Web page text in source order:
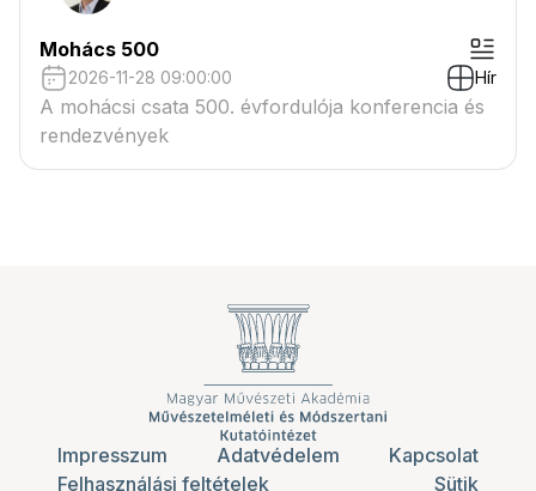
Mohács 500
2026-11-28 09:00:00 Hír
A mohácsi csata 500. évfordulója konferencia és
rendezvények
Impresszum Adatvédelem
Kapcsolat
Felhasználási feltételek
Sütik